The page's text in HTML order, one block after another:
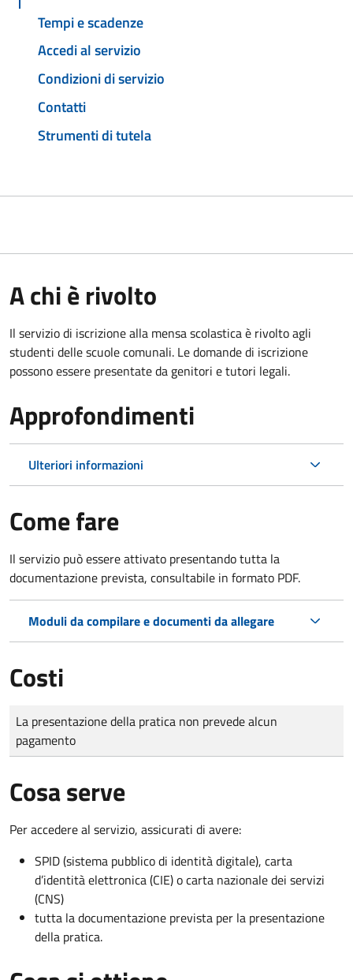
Tempi e scadenze
Accedi al servizio
Condizioni di servizio
Contatti
Strumenti di tutela
A chi è rivolto
Il servizio di iscrizione alla mensa scolastica è rivolto agli
studenti delle scuole comunali. Le domande di iscrizione
possono essere presentate da genitori e tutori legali.
Approfondimenti
Ulteriori informazioni
Come fare
Il servizio può essere attivato presentando tutta la
documentazione prevista, consultabile in formato PDF.
Moduli da compilare e documenti da allegare
Costi
Tipo di pagamento
Importo
La presentazione della pratica non prevede alcun
pagamento
Cosa serve
Per accedere al servizio, assicurati di avere:
SPID (sistema pubblico di identità digitale), carta
d’identità elettronica (CIE) o carta nazionale dei servizi
(CNS)
tutta la documentazione prevista per la presentazione
della pratica.